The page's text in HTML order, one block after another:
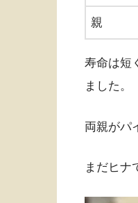
親
寿命は短
ました。
両親がパ
まだヒナ